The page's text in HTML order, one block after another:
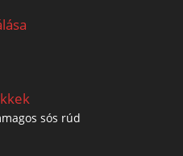
sós rúd